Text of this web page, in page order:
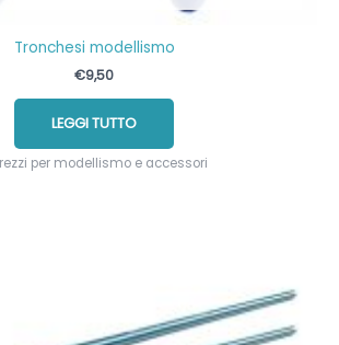
Tronchesi modellismo
€9,50
LEGGI TUTTO
per modellismo e accessori